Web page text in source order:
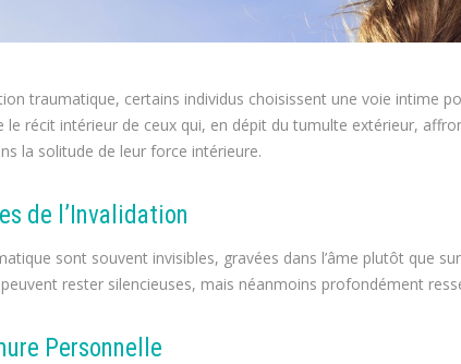
traumatique, certains individus choisissent une voie intime
le récit intérieur de ceux qui, en dépit du tumulte extérieur,
la solitude de leur force intérieure.
de l’Invalidation
sont souvent invisibles, gravées dans l’âme plutôt que
rester silencieuses, mais néanmoins profondément
Personnelle